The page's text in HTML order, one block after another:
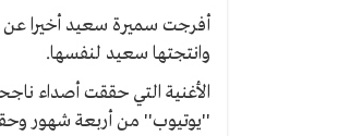
أفرجت سميرة سعيد أخيرا عن
وانتجتها سعيد لنفسها.
الأغنية التي حققت أصداء
''يوتيوب'' من أربعة شهور وحققت